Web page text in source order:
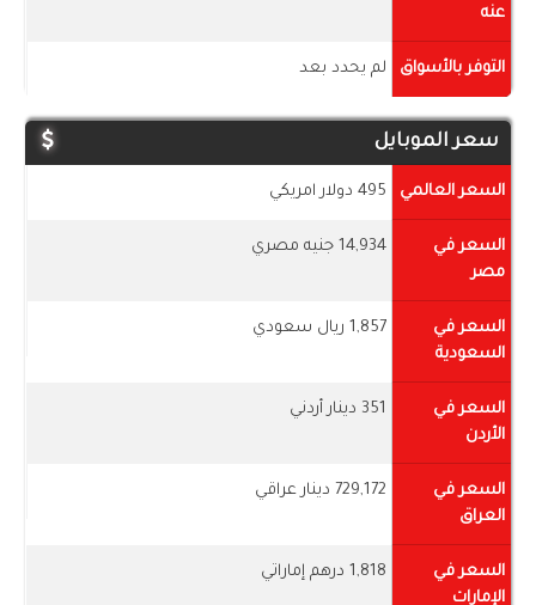
عنه
التوفر بالأسواق لم يحدد بعد
سعر الموبايل
السعر العالمي 495 دولار امريكي
السعر في
مصر
14,934 جنيه مصري
السعر في
السعودية
1,857 ريال سعودي
السعر في
الأردن
351 دينار أردني
السعر في
العراق
729,172 دينار عراقي
السعر في
الإمارات
1,818 درهم إماراتي